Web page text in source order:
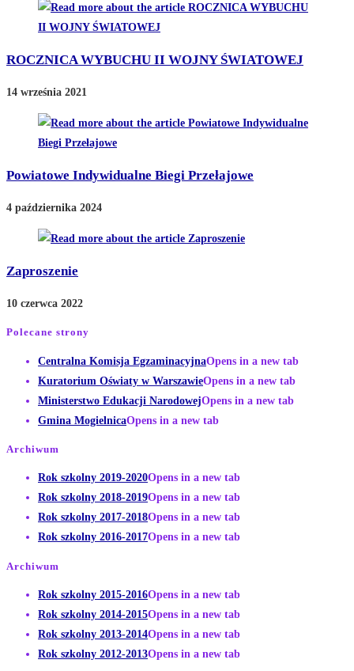
ROCZNICA WYBUCHU II WOJNY ŚWIATOWEJ
14 września 2021
Powiatowe Indywidualne Biegi Przełajowe
4 października 2024
Zaproszenie
10 czerwca 2022
Polecane strony
Centralna Komisja EgzaminacyjnaOpens in a new tab
Kuratorium Oświaty w WarszawieOpens in a new tab
Ministerstwo Edukacji NarodowejOpens in a new tab
Gmina MogielnicaOpens in a new tab
Archiwum
Rok szkolny 2019-2020Opens in a new tab
Rok szkolny 2018-2019Opens in a new tab
Rok szkolny 2017-2018Opens in a new tab
Rok szkolny 2016-2017Opens in a new tab
Archiwum
Rok szkolny 2015-2016Opens in a new tab
Rok szkolny 2014-2015Opens in a new tab
Rok szkolny 2013-2014Opens in a new tab
Rok szkolny 2012-2013Opens in a new tab